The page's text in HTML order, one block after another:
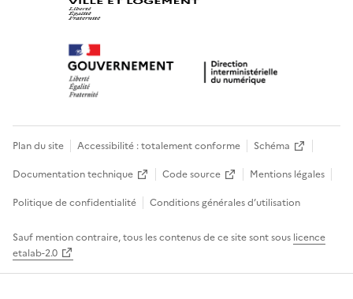
Plan du site Accessibilité : totalement conforme
Schéma
Documentation technique
Code source
Mentions légales
Politique de confidentialité
Conditions générales d’utilisation
Sauf mention contraire, tous les contenus de ce site sont sous licence
etalab-2.0